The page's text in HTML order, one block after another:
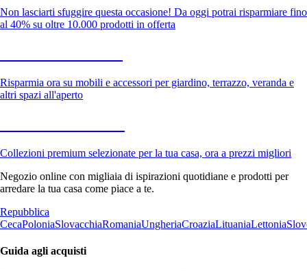
Non lasciarti sfuggire questa occasione! Da oggi potrai risparmiare fino
al 40% su oltre 10.000 prodotti in offerta
Risparmia ora su mobili e accessori per giardino, terrazzo, veranda e
altri spazi all'aperto
Collezioni premium selezionate per la tua casa, ora a prezzi migliori
Negozio online con migliaia di ispirazioni quotidiane e prodotti per
arredare la tua casa come piace a te.
Repubblica
CecaPoloniaSlovacchiaRomaniaUngheriaCroaziaLituaniaLettonia
Guida agli acquisti